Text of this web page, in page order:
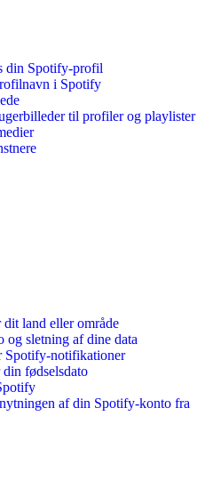
din Spotify-profil
i Spotify
til profiler og playlister
land eller område
sletning af dine data
Spotify-notifikationer
fødselsdato
af din Spotify-konto fra